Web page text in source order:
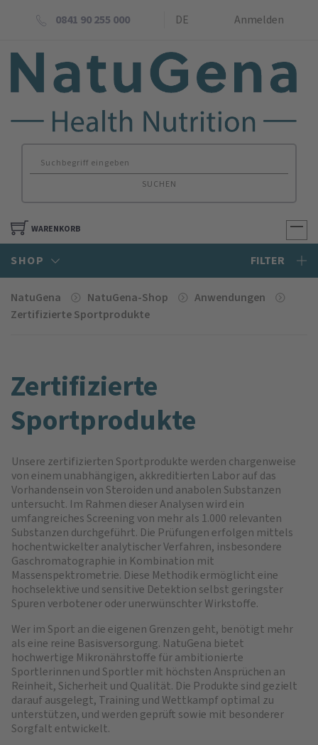
0841 90 255 000 DE Anmelden
SUCHEN
WARENKORB
SHOP FILTER
NatuGena NatuGena-Shop
Anwendungen
Zertifizierte Sportprodukte
Zertifizierte
Sportprodukte
Unsere zertifizierten Sportprodukte werden chargenweise
von einem unabhängigen, akkreditierten Labor auf das
Vorhandensein von Steroiden und anabolen Substanzen
untersucht. Im Rahmen dieser Analysen wird ein
umfangreiches Screening von mehr als 1.000 relevanten
Substanzen durchgeführt. Die Prüfungen erfolgen mittels
hochentwickelter analytischer Verfahren, insbesondere
Gaschromatographie in Kombination mit
Massenspektrometrie. Diese Methodik ermöglicht eine
hochselektive und sensitive Detektion selbst geringster
Spuren verbotener oder unerwünschter Wirkstoffe.
Wer im Sport an die eigenen Grenzen geht, benötigt mehr
als eine reine Basisversorgung. NatuGena bietet
hochwertige Mikronährstoffe für ambitionierte
Sportlerinnen und Sportler mit höchsten Ansprüchen an
Reinheit, Sicherheit und Qualität. Die Produkte sind gezielt
darauf ausgelegt, Training und Wettkampf optimal zu
unterstützen, und werden geprüft sowie mit besonderer
Sorgfalt entwickelt.